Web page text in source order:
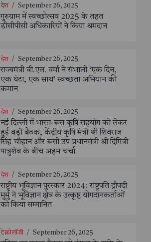
देश / September 26, 2025
गुरुग्राम में स्वच्छोत्सव 2025 के तहत
डीसीपीसी अधिकारियों ने किया श्रमदान
देश / September 26, 2025
राज्यमंत्री बी.एल. वर्मा ने संभाली ‘एक दिन,
एक घंटा, एक साथ’ स्वच्छता अभियान की
कमान
देश / September 26, 2025
नई दिल्ली में भारत-रूस कृषि सहयोग को लेकर
हुई बड़ी बैठक, केंद्रीय कृषि मंत्री श्री शिवराज
सिंह चौहान और रूसी उप प्रधानमंत्री श्री दिमित्री
पात्रुशेव के बीच अहम चर्चा
देश / September 26, 2025
राष्ट्रीय भूविज्ञान पुरस्कार 2024: राष्ट्रपति द्रौपदी
मुर्मु ने भूविज्ञान क्षेत्र के उत्कृष्ट योगदानकर्ताओं
को किया सम्मानित
टेक्नोलॉजी / September 26, 2025